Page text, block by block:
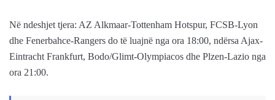
Në ndeshjet tjera: AZ Alkmaar-Tottenham Hotspur, FCSB-Lyon
dhe Fenerbahce-Rangers do të luajnë nga ora 18:00, ndërsa Ajax-
Eintracht Frankfurt, Bodo/Glimt-Olympiacos dhe Plzen-Lazio nga
ora 21:00.